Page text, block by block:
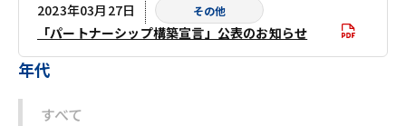
年代
すべて
2023年03月27日 その他
「パートナーシップ構築宣言」公表のお知らせ